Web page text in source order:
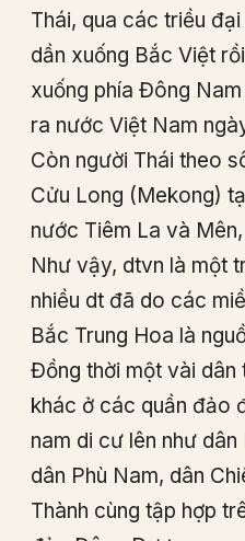
Thái, qua các triều
dần xuống Bắc Việt
xuống phía Đông
ra nước Việt Nam
Còn người Thái theo
Cửu Long (Mekong)
nước Tiêm La và
Như vậy, dtvn là một
nhiều dt đã do các
Bắc Trung Hoa là
Đồng thời một vài dân
khác ở các quần đảo
nam di cư lên như dân
dân Phù Nam, dân
Thành cùng tập hợp